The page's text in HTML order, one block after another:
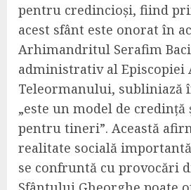
pentru credincioși, fiind
acest sfânt este onorat în
Arhimandritul Serafim
administrativ al Episcopiei
Teleormanului, subliniază
„este un model de
pentru tineri”. Această
realitate socială
se confruntă cu provocări